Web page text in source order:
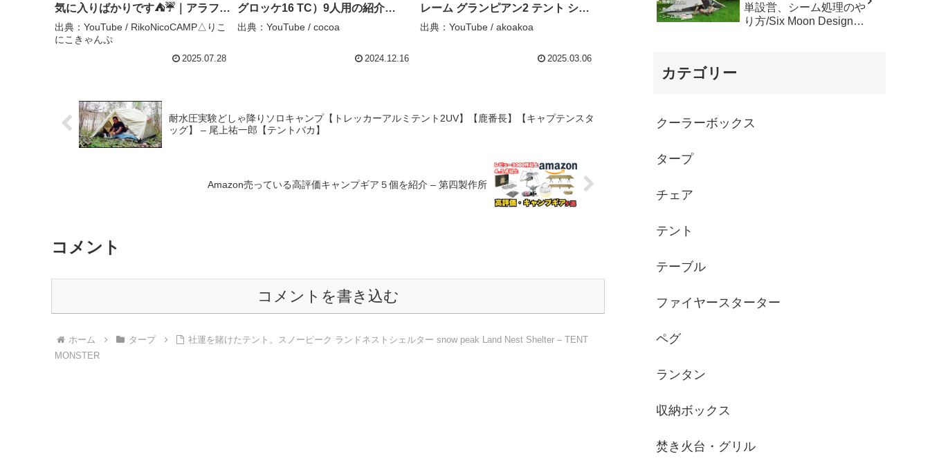
気に入りばかりです⛺☔️｜アラフォ
ーキャンパーRIKO🐰 –
RikoNicoCAMP△りこにこきゃん
出典：YouTube / RikoNicoCAMP△りこ
にこきゃんぷ
2025.07.28
グロッケ16 TC）9人用の紹介
#Short #ショート – cocoa
出典：YouTube / cocoa
2024.12.16
レーム グランピアン2 テント シェ
ルター（A-Frame Grampian 2）
出典：YouTube / akoakoa
2025.03.06
耐水圧実験どしゃ降りソロキャンプ【トレッカーアルミテント2UV】【鹿番長】【キャプテンスタ
ッグ】 – 尾上祐一郎【テントバカ】
Amazon売っている高評価キャンプギア５個を紹介 – 第四製作所
コメント
コメントを書き込む
ホーム タープ
社運を賭けたテント。スノーピーク ランドネストシェルター snow peak Land Nest Shelter – TENT
MONSTER
単設営、シーム処理のや
り方/Six Moon Designs
カテゴリー
クーラーボックス
タープ
チェア
テント
テーブル
ファイヤースターター
ペグ
ランタン
収納ボックス
焚き火台・グリル